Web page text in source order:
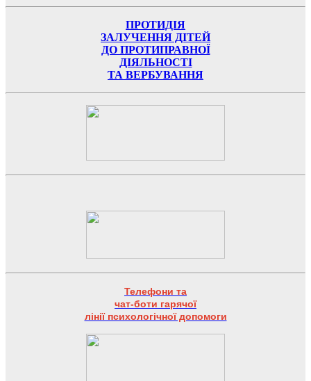
ПРОТИДІЯ
ЗАЛУЧЕННЯ ДІТЕЙ
ДО ПРОТИПРАВНОЇ
ДІЯЛЬНОСТІ
ТА ВЕРБУВАННЯ
Телефони та
чат-боти гарячої
лінії психологічної допомоги